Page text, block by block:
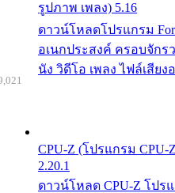
รูปภาพ เพลง) 5.16
ดาวน์โหลดโปรแกรม
อเนกประสงค์ ครอบจัก
นัง วิดีโอ เพลง ไฟล์เสียง
CPU-Z (โปรแกรม
2.20.1
ดาวน์โหลด CPU-Z โปร